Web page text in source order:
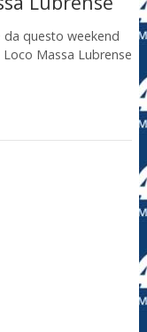
da questo weekend
Massa Lubrense